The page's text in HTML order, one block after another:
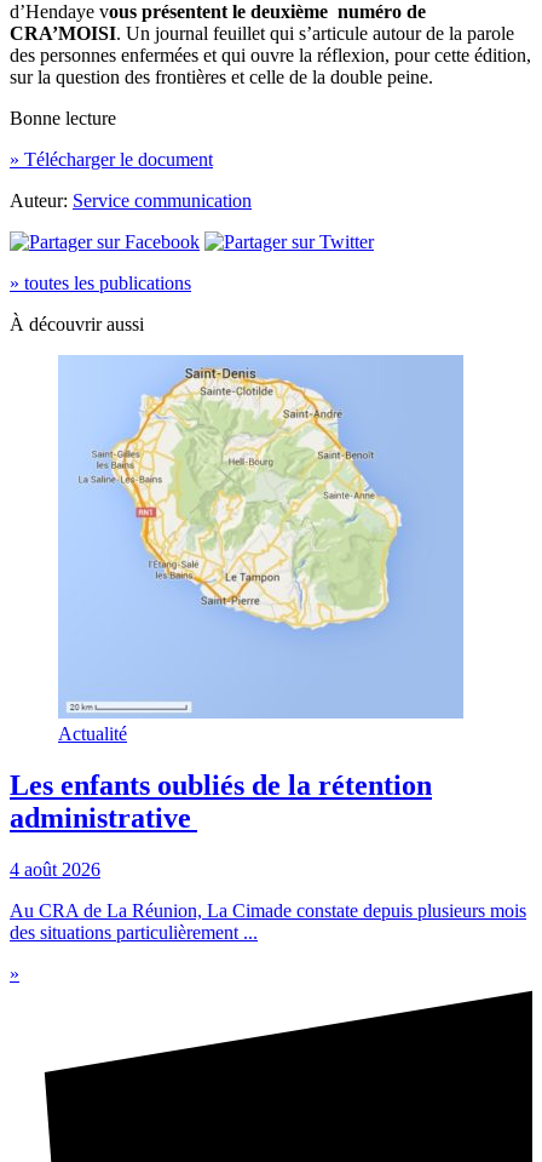
d’Hendaye vous présentent le deuxième numéro de
CRA’MOISI. Un journal feuillet qui s’articule autour de la parole
des personnes enfermées et qui ouvre la réflexion, pour cette édition,
sur la question des frontières et celle de la double peine.
Bonne lecture
» Télécharger le document
Auteur: Service communication
» toutes les publications
À découvrir aussi
Actualité
Les enfants oubliés de la rétention
administrative
4 août 2026
Au CRA de La Réunion, La Cimade constate depuis plusieurs mois
des situations particulièrement ...
»